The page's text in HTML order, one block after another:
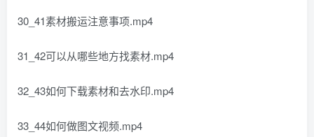
30_41素材搬运注意事项.mp4
31_42可以从哪些地方找素材.mp4
32_43如何下载素材和去水印.mp4
33_44如何做图文视频.mp4